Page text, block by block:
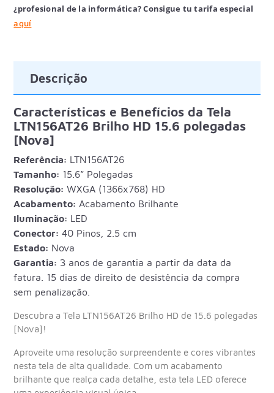
¿profesional de la informática? Consigue tu tarifa especial
aquí
Descrição
Características e Benefícios da Tela
LTN156AT26 Brilho HD 15.6 polegadas
[Nova]
Referência: LTN156AT26
Tamanho: 15.6” Polegadas
Resolução: WXGA (1366x768) HD
Acabamento: Acabamento Brilhante
Iluminação: LED
Conector: 40 Pinos, 2.5 cm
Estado: Nova
Garantia: 3 anos de garantia a partir da data da
fatura. 15 dias de direito de desistência da compra
sem penalização.
Descubra a Tela LTN156AT26 Brilho HD de 15.6 polegadas
[Nova]!
Aproveite uma resolução surpreendente e cores vibrantes
nesta tela de alta qualidade. Com um acabamento
brilhante que realça cada detalhe, esta tela LED oferece